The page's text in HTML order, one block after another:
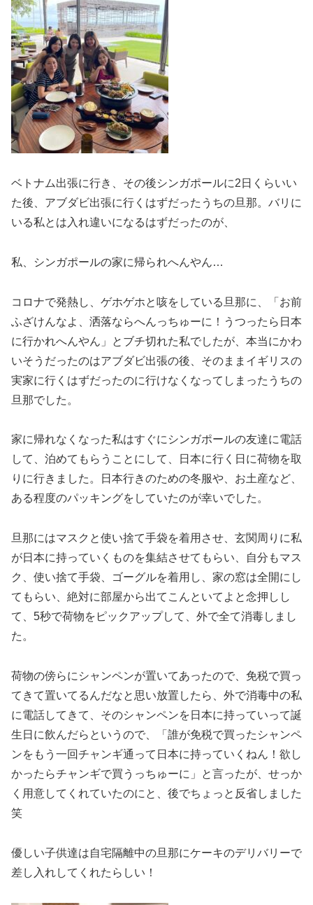
ベトナム出張に行き、その後シンガポールに2日くらいい
た後、アブダビ出張に行くはずだったうちの旦那。バリに
いる私とは入れ違いになるはずだったのが、
私、シンガポールの家に帰られへんやん…
コロナで発熱し、ゲホゲホと咳をしている旦那に、「お前
ふざけんなよ、洒落ならへんっちゅーに！うつったら日本
に行かれへんやん」とブチ切れた私でしたが、本当にかわ
いそうだったのはアブダビ出張の後、そのままイギリスの
実家に行くはずだったのに行けなくなってしまったうちの
旦那でした。
家に帰れなくなった私はすぐにシンガポールの友達に電話
して、泊めてもらうことにして、日本に行く日に荷物を取
りに行きました。日本行きのための冬服や、お土産など、
ある程度のパッキングをしていたのが幸いでした。
旦那にはマスクと使い捨て手袋を着用させ、玄関周りに私
が日本に持っていくものを集結させてもらい、自分もマス
ク、使い捨て手袋、ゴーグルを着用し、家の窓は全開にし
てもらい、絶対に部屋から出てこんといてよと念押しし
て、5秒で荷物をピックアップして、外で全て消毒しまし
た。
荷物の傍らにシャンペンが置いてあったので、免税で買っ
てきて置いてるんだなと思い放置したら、外で消毒中の私
に電話してきて、そのシャンペンを日本に持っていって誕
生日に飲んだらというので、「誰が免税で買ったシャンペ
ンをもう一回チャンギ通って日本に持っていくねん！欲し
かったらチャンギで買うっちゅーに」と言ったが、せっか
く用意してくれていたのにと、後でちょっと反省しました
笑
優しい子供達は自宅隔離中の旦那にケーキのデリバリーで
差し入れしてくれたらしい！